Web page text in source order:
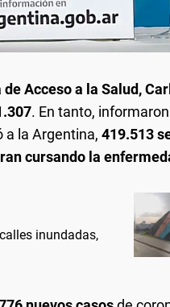
Acceso a la Salud,
. En tanto,
a la Argentina, 419.513
cursando la
inundadas,